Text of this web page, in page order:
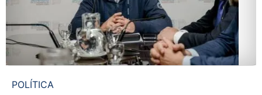
POLÍTICA